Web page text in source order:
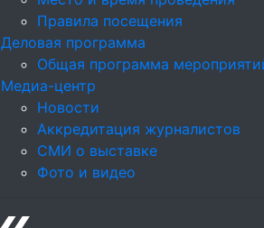
Правила посещения
Деловая программа
Общая программа
Медиа-центр
Новости
Аккредитация журналистов
СМИ о выставке
Фото и видео